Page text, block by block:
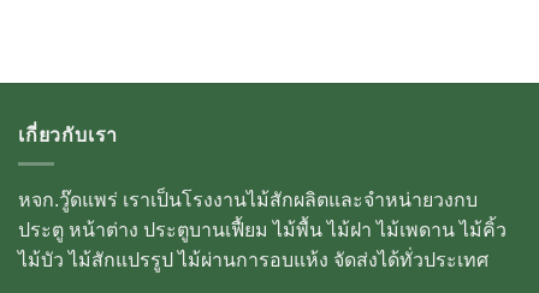
เกี่ยวกับเรา
หจก.วู๊ดแพร่ เราเป็นโรงงานไม้สักผลิตและจำหน่ายวงกบ
ประตู หน้าต่าง ประตูบานเฟื้ยม ไม้พื้น ไม้ฝา ไม้เพดาน ไม้คิ้ว
ไม้บัว ไม้สักแปรรูป ไม้ผ่านการอบแห้ง จัดส่งได้ทั่วประเทศ